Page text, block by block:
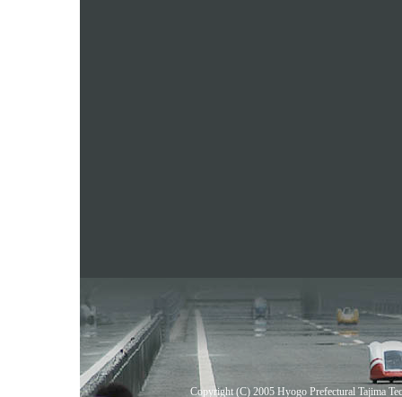
Copyright (C) 2005 Hyogo Prefectural Tajima